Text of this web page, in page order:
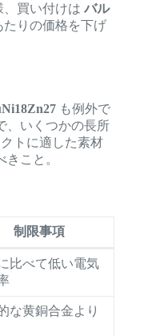
買い付けは バル
りの価格を下げ
も例外で
、いくつかの長所
トに適した素材
こと。
制限事項
比べて低い電気
な黄銅合金より